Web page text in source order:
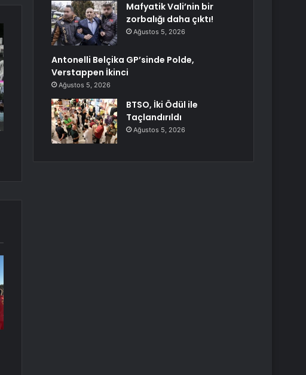
Mafyatik Vali’nin bir
zorbalığı daha çıktı!
Ağustos 5, 2026
Antonelli Belçika GP’sinde Polde,
Verstappen İkinci
Ağustos 5, 2026
BTSO, İki Ödül ile
Taçlandırıldı
Ağustos 5, 2026